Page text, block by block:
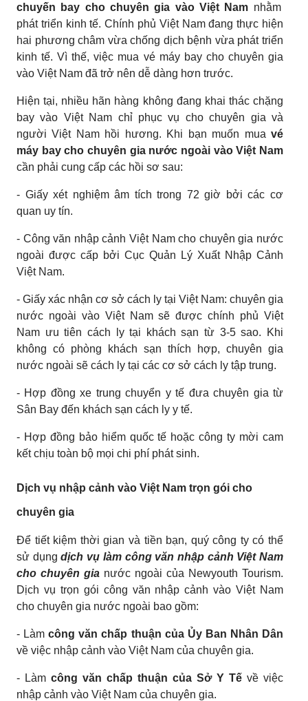
chuyến bay cho chuyên gia vào Việt Nam nhằm
phát triển kinh tế. Chính phủ Việt Nam đang thực hiện
hai phương châm vừa chống dịch bệnh vừa phát triển
kinh tế. Vì thế, việc mua vé máy bay cho chuyên gia
vào Việt Nam đã trở nên dễ dàng hơn trước.
Hiện tại, nhiều hãn hàng không đang khai thác chặng
bay vào Việt Nam chỉ phục vụ cho chuyên gia và
người Việt Nam hồi hương. Khi bạn muốn mua vé
máy bay cho chuyên gia nước ngoài vào Việt Nam
cần phải cung cấp các hồi sơ sau:
- Giấy xét nghiệm âm tích trong 72 giờ bởi các cơ
quan uy tín.
- Công văn nhập cảnh Việt Nam cho chuyên gia nước
ngoài được cấp bởi Cục Quản Lý Xuất Nhập Cảnh
Việt Nam.
- Giấy xác nhận cơ sở cách ly tại Việt Nam: chuyên gia
nước ngoài vào Việt Nam sẽ được chính phủ Việt
Nam ưu tiên cách ly tại khách sạn từ 3-5 sao. Khi
không có phòng khách sạn thích hợp, chuyên gia
nước ngoài sẽ cách ly tại các cơ sở cách ly tập trung.
- Hợp đồng xe trung chuyển y tế đưa chuyên gia từ
Sân Bay đến khách sạn cách ly y tế.
- Hợp đồng bảo hiểm quốc tế hoặc công ty mời cam
kết chịu toàn bộ mọi chi phí phát sinh.
Dịch vụ nhập cảnh vào Việt Nam trọn gói cho
chuyên gia
Để tiết kiệm thời gian và tiền bạn, quý công ty có thể
sử dụngdịch vụ làm công văn nhập cảnh Việt Nam
cho chuyên gia nước ngoài của Newyouth Tourism.
Dịch vụ trọn gói công văn nhập cảnh vào Việt Nam
cho chuyên gia nước ngoài bao gồm:
- Làm công văn chấp thuận của Ủy Ban Nhân Dân
về việc nhập cảnh vào Việt Nam của chuyên gia.
- Làm công văn chấp thuận của Sở Y Tế về việc
nhập cảnh vào Việt Nam của chuyên gia.